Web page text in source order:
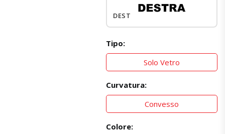
DESTRO
Tipo:
Solo Vetro
Curvatura:
Convesso
Colore: